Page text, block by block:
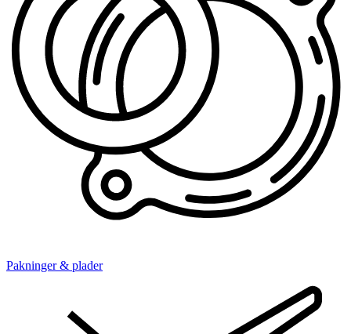
Pakninger & plader